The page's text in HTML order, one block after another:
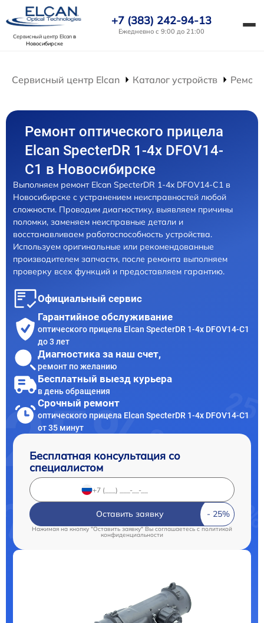
Сервисный центр Elcanв
Новосибирске
+7 (383) 242-94-13
Ежедневно с 9:00 до 21:00
Сервисный центр Elcan Каталог устройств
Ремонт оптического прицела
Elcan SpecterDR 1-4x DFOV14-
C1 в Новосибирске
Выполняем ремонт Elcan SpecterDR 1-4x DFOV14-C1 в
Новосибирске с устранением неисправностей любой
сложности. Проводим диагностику, выявляем причины
поломки, заменяем неисправные детали и
восстанавливаем работоспособность устройства.
Используем оригинальные или рекомендованные
производителем запчасти, после ремонта выполняем
проверку всех функций и предоставляем гарантию.
Официальный сервис
Гарантийное обслуживание
оптического прицела Elcan SpecterDR 1-4x DFOV14-C1
до 3 лет
Диагностика за наш счет,
ремонт по желанию
Бесплатный выезд курьера
в день обращения
Срочный ремонт
оптического прицела Elcan SpecterDR 1-4x DFOV14-C1
от 35 минут
Бесплатная консультация со
специалистом
Оставить заявку
Нажимая на кнопку "Оставить заявку" Вы соглашаетесь c политикой
конфиденциальности